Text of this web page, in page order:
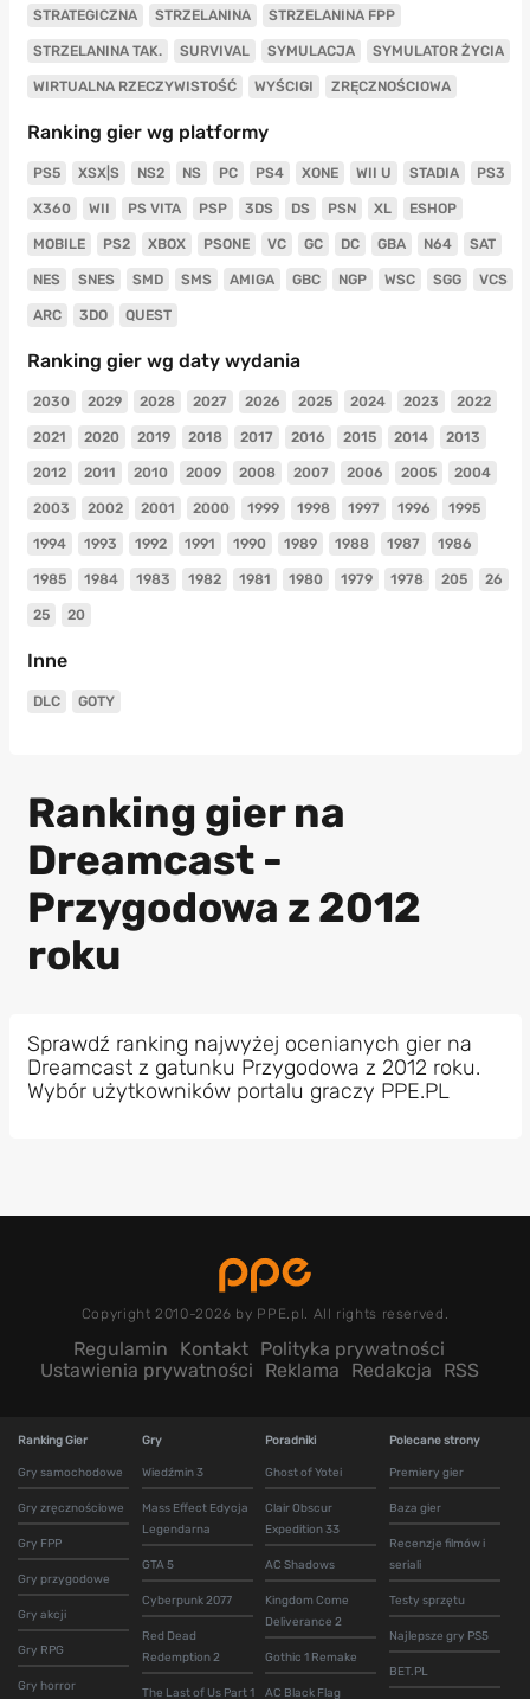
STRATEGICZNA STRZELANINA STRZELANINA FPP
STRZELANINA TAK. SURVIVAL SYMULACJA SYMULATOR ŻYCIA
WIRTUALNA RZECZYWISTOŚĆ WYŚCIGI ZRĘCZNOŚCIOWA
Ranking gier wg platformy
PS5 XSX|S NS2 NS PC PS4 XONE WII U STADIA PS3
X360 WII PS VITA PSP 3DS DS PSN XL ESHOP
MOBILE PS2 XBOX PSONE VC GC DC GBA N64 SAT
NES SNES SMD SMS AMIGA GBC NGP WSC SGG VCS
ARC 3DO QUEST
Ranking gier wg daty wydania
2030 2029 2028 2027 2026 2025 2024 2023 2022
2021 2020 2019 2018 2017 2016 2015 2014 2013
2012 2011 2010 2009 2008 2007 2006 2005 2004
2003 2002 2001 2000 1999 1998 1997 1996 1995
1994 1993 1992 1991 1990 1989 1988 1987 1986
1985 1984 1983 1982 1981 1980 1979 1978 205 26
25 20
Inne
DLC GOTY
Ranking gier na
Dreamcast -
Przygodowa z 2012
roku
Sprawdź ranking najwyżej ocenianych gier na
Dreamcast z gatunku Przygodowa z 2012 roku.
Wybór użytkowników portalu graczy PPE.PL
Copyright 2010-2026 by PPE.pl. All rights reserved.
Regulamin Kontakt Polityka prywatności
Ustawienia prywatności
Reklama Redakcja RSS
Ranking Gier
Gry samochodowe
Gry zręcznościowe
Gry FPP
Gry przygodowe
Gry akcji
Gry RPG
Gry horror
Gry
Wiedźmin 3
Mass Effect Edycja
Legendarna
GTA 5
Cyberpunk 2077
Red Dead
Redemption 2
The Last of Us Part 1
Poradniki
Ghost of Yotei
Clair Obscur
Expedition 33
AC Shadows
Kingdom Come
Deliverance 2
Gothic 1 Remake
AC Black Flag
Polecane strony
Premiery gier
Baza gier
Recenzje filmów i
seriali
Testy sprzętu
Najlepsze gry PS5
BET.PL